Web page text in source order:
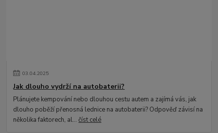
03.04.2025
Jak dlouho vydrží na autobaterii?
Plánujete kempování nebo dlouhou cestu autem a zajímá vás, jak
dlouho poběží přenosná lednice na autobaterii? Odpověď závisí na
několika faktorech, al...číst celé